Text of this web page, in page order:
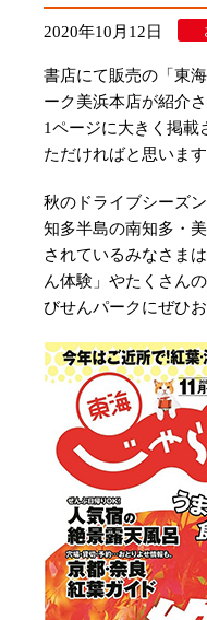
2020年10月12日
書店にて販売の「東
ーク美浜本店が紹介さ
1ページに大きく掲載
ただければと思います
秋のドライブシーズン
知多半島の南知多・
されているみなさま
ん体験」やたくさん
びせんパークにぜひ